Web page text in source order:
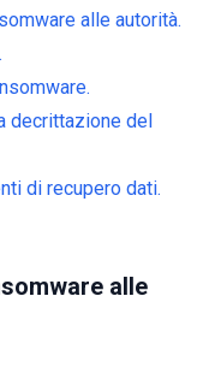
alle autorità.
decrittazione del
di recupero dati.
alle